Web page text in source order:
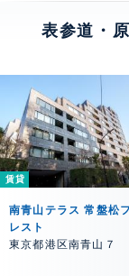
表参道・
賃貸
南青山テラス 常盤松
レスト
東京都港区南青山７